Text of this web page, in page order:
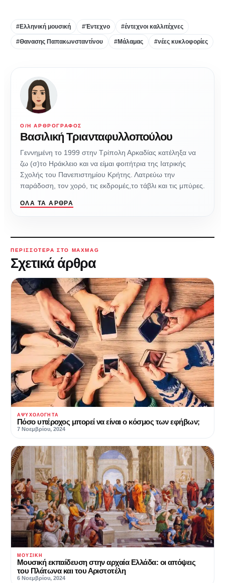
#Ελληνική μουσική #Έντεχνο #έντεχνοι καλλιτέχνες
#Θανασης Παπακωνσταντίνου #Μάλαμας #νέες κυκλοφορίες
Ο/Η ΑΡΘΡΟΓΡΆΦΟΣ
Βασιλική Τριανταφυλλοπούλου
Γεννημένη το 1999 στην Τρίπολη Αρκαδίας κατέληξα να
ζω (σ)το Ηράκλειο και να είμαι φοιτήτρια της Ιατρικής
Σχολής του Πανεπιστημίου Κρήτης. Λατρεύω την
παράδοση, τον χορό, τις εκδρομές,το τάβλι και τις μπύρες.
ΌΛΑ ΤΑ ΆΡΘΡΑ
ΠΕΡΙΣΣΌΤΕΡΑ ΣΤΟ MAXMAG
Σχετικά άρθρα
ΑΨΥΧΟΛΌΓΗΤΑ
Πόσο υπέροχος μπορεί να είναι ο κόσμος των εφήβων;
7 Νοεμβρίου, 2024
ΜΟΥΣΙΚΉ
Μουσική εκπαίδευση στην αρχαία Ελλάδα: οι απόψεις
του Πλάτωνα και του Αριστοτέλη
6 Νοεμβρίου, 2024